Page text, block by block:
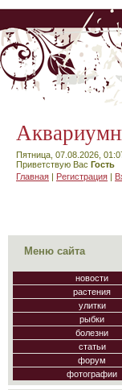
Пятница, 07.08.2026,
Приветствую Вас Гость
Главная | Регистрация |
Меню сайта
новости
растения
улитки
рыбки
болезни
статьи
форум
фотографии